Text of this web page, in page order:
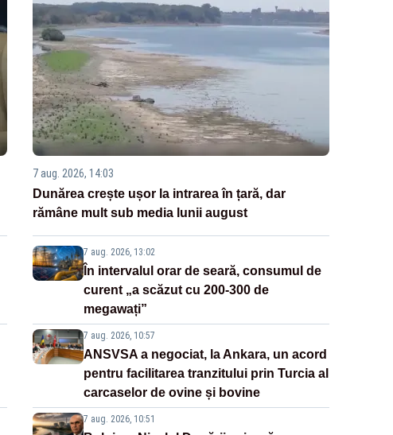
7 aug. 2026, 14:03
Dunărea crește ușor la intrarea în țară, dar
rămâne mult sub media lunii august
7 aug. 2026, 13:02
În intervalul orar de seară, consumul de
curent „a scăzut cu 200-300 de
megawați”
7 aug. 2026, 10:57
ANSVSA a negociat, la Ankara, un acord
pentru facilitarea tranzitului prin Turcia al
carcaselor de ovine și bovine
7 aug. 2026, 10:51